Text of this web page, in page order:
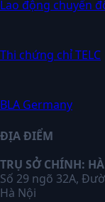
Lao động chuyển
Thi chứng chỉ TELC
BLA Germany
ĐỊA ĐIỂM
TRỤ SỞ CHÍNH:
Số 29 ngõ 32A,
Hà Nội